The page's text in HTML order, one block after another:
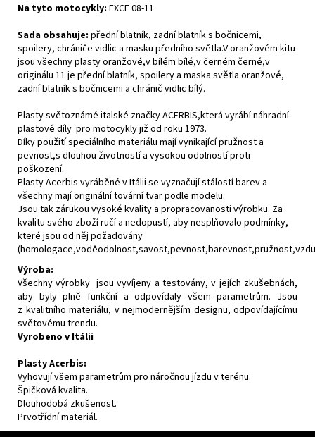
Na tyto motocykly: EXCF 08-11
Sada obsahuje: přední blatník, zadní blatník s bočnicemi,
spoilery, chrániče vidlic a masku předního světla.V oranžovém kitu
jsou všechny plasty oranžové,v bílém bílé,v černém černé,v
originálu 11 je přední blatník, spoilery a maska světla oranžové,
zadní blatník s bočnicemi a chránič vidlic bílý.
Plasty světoznámé italské značky ACERBIS,která vyrábí náhradní
plastové díly pro motocykly již od roku 1973.
Díky použití speciálního materiálu mají vynikající pružnost a
pevnost,s dlouhou životností a vysokou odolností proti
poškození.
Plasty Acerbis vyráběné v Itálii se vyznačují stálostí barev a
všechny mají originální tovární tvar podle modelu.
Jsou tak zárukou vysoké kvality a propracovanosti výrobku. Za
kvalitu svého zboží ručí a nedopustí, aby nesplňovalo podmínky,
které jsou od něj požadovány
Výroba:
Všechny výrobky jsou vyvíjeny a testovány, v jejích zkušebnách,
aby byly plně funkční a odpovídaly všem parametrům. Jsou
z kvalitního materiálu, v nejmodernějším designu, odpovídajícímu
světovému trendu.
Vyrobeno v Itálii
Plasty Acerbis:
Vyhovují všem parametrům pro náročnou jízdu v terénu.
Špičková kvalita.
Dlouhodobá zkušenost.
Prvotřídní materiál.